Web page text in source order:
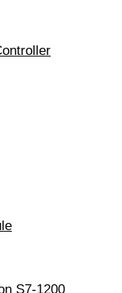
S7-1200